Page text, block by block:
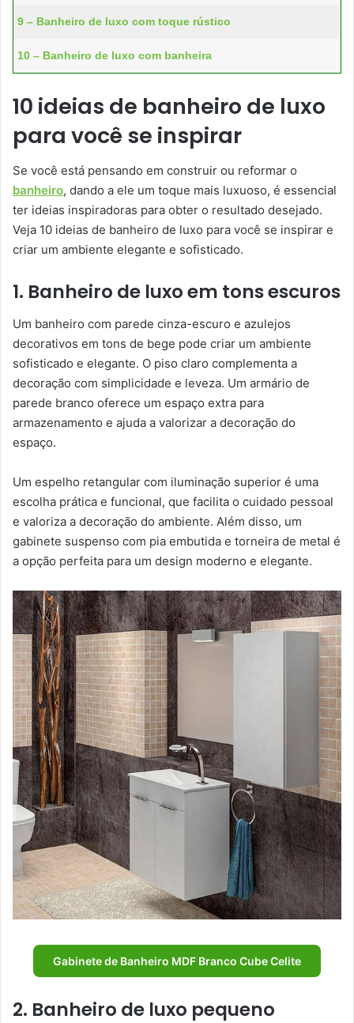
9 – Banheiro de luxo com toque rústico
10 – Banheiro de luxo com banheira
10 ideias de banheiro de luxo
para você se inspirar
Se você está pensando em construir ou reformar o
banheiro, dando a ele um toque mais luxuoso, é essencial
ter ideias inspiradoras para obter o resultado desejado.
Veja 10 ideias de banheiro de luxo para você se inspirar e
criar um ambiente elegante e sofisticado.
1. Banheiro de luxo em tons escuros
Um banheiro com parede cinza-escuro e azulejos
decorativos em tons de bege pode criar um ambiente
sofisticado e elegante. O piso claro complementa a
decoração com simplicidade e leveza. Um armário de
parede branco oferece um espaço extra para
armazenamento e ajuda a valorizar a decoração do
espaço.
Um espelho retangular com iluminação superior é uma
escolha prática e funcional, que facilita o cuidado pessoal
e valoriza a decoração do ambiente. Além disso, um
gabinete suspenso com pia embutida e torneira de metal é
a opção perfeita para um design moderno e elegante.
Gabinete de Banheiro MDF Branco Cube Celite
2. Banheiro de luxo pequeno